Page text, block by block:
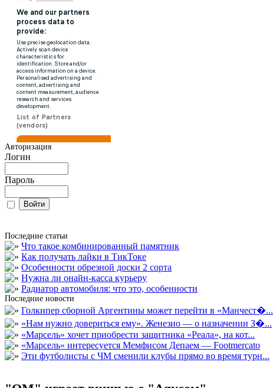
Авторизация
Логин
Пароль
Последние статьи
Что такое комбинированный памятник
Как получать лайки в ТикТоке
Особенности обрезной доски 2 сорта
Нужна ли онайн-касса курьеру
Радиатор автомобиля: что это, особенности
Последние новости
Голкипер сборной Аргентины может перейти в «Манчест�...
«Нам нужно довериться ему». Женезио — о назначении З�...
«Марсель» хочет приобрести защитника «Реала», на кот...
«Марсель» интересуется Мемфисом Депаем — Footmercato
Эти футболисты с ЧМ сменили клубы прямо во время турн...